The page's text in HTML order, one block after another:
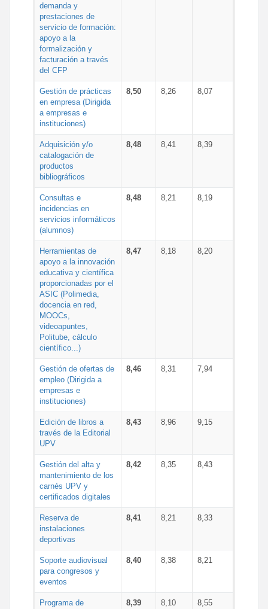
demanda y
prestaciones de
servicio de formación:
apoyo a la
formalización y
facturación a través
del CFP
Gestión de prácticas
en empresa (Dirigida
a empresas e
instituciones)
8,50 8,26 8,07
Adquisición y/o
catalogación de
productos
bibliográficos
8,48 8,41 8,39
Consultas e
incidencias en
servicios informáticos
(alumnos)
8,48 8,21 8,19
Herramientas de
apoyo a la innovación
educativa y científica
proporcionadas por el
ASIC (Polimedia,
docencia en red,
MOOCs,
videoapuntes,
Politube, cálculo
científico...)
8,47 8,18 8,20
Gestión de ofertas de
empleo (Dirigida a
empresas e
instituciones)
8,46 8,31 7,94
Edición de libros a
través de la Editorial
UPV
8,43 8,96 9,15
Gestión del alta y
mantenimiento de los
carnés UPV y
certificados digitales
8,42 8,35 8,43
Reserva de
instalaciones
deportivas
8,41 8,21 8,33
Soporte audiovisual
para congresos y
eventos
8,40 8,38 8,21
Programa de
8,39 8,10 8,55